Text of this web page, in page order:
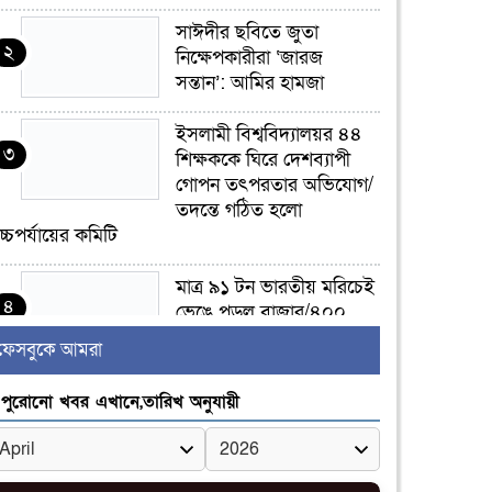
২
সাঈদীর ছবিতে জুতা
নিক্ষেপকারীরা ‘জারজ
সন্তান’: আমির হামজা
৩
ইসলামী বিশ্ববিদ্যালয়র ৪৪
শিক্ষককে ঘিরে দেশব্যাপী
গোপন তৎপরতার অভিযোগ/
তদন্তে গঠিত হলো
কমিটি
৪
মাত্র ৯১ টন ভারতীয় মরিচেই
ভেঙে পড়ল বাজার/৪০০
৫
জুলাই আন্দোলন ছিল
সম্মিলিত, লক্ষ্য হওয়া উচিত
ঐক্য ও রাষ্ট্রগঠন
আমরা
পুরোনো খবর এখানে,তারিখ অনুযায়ী